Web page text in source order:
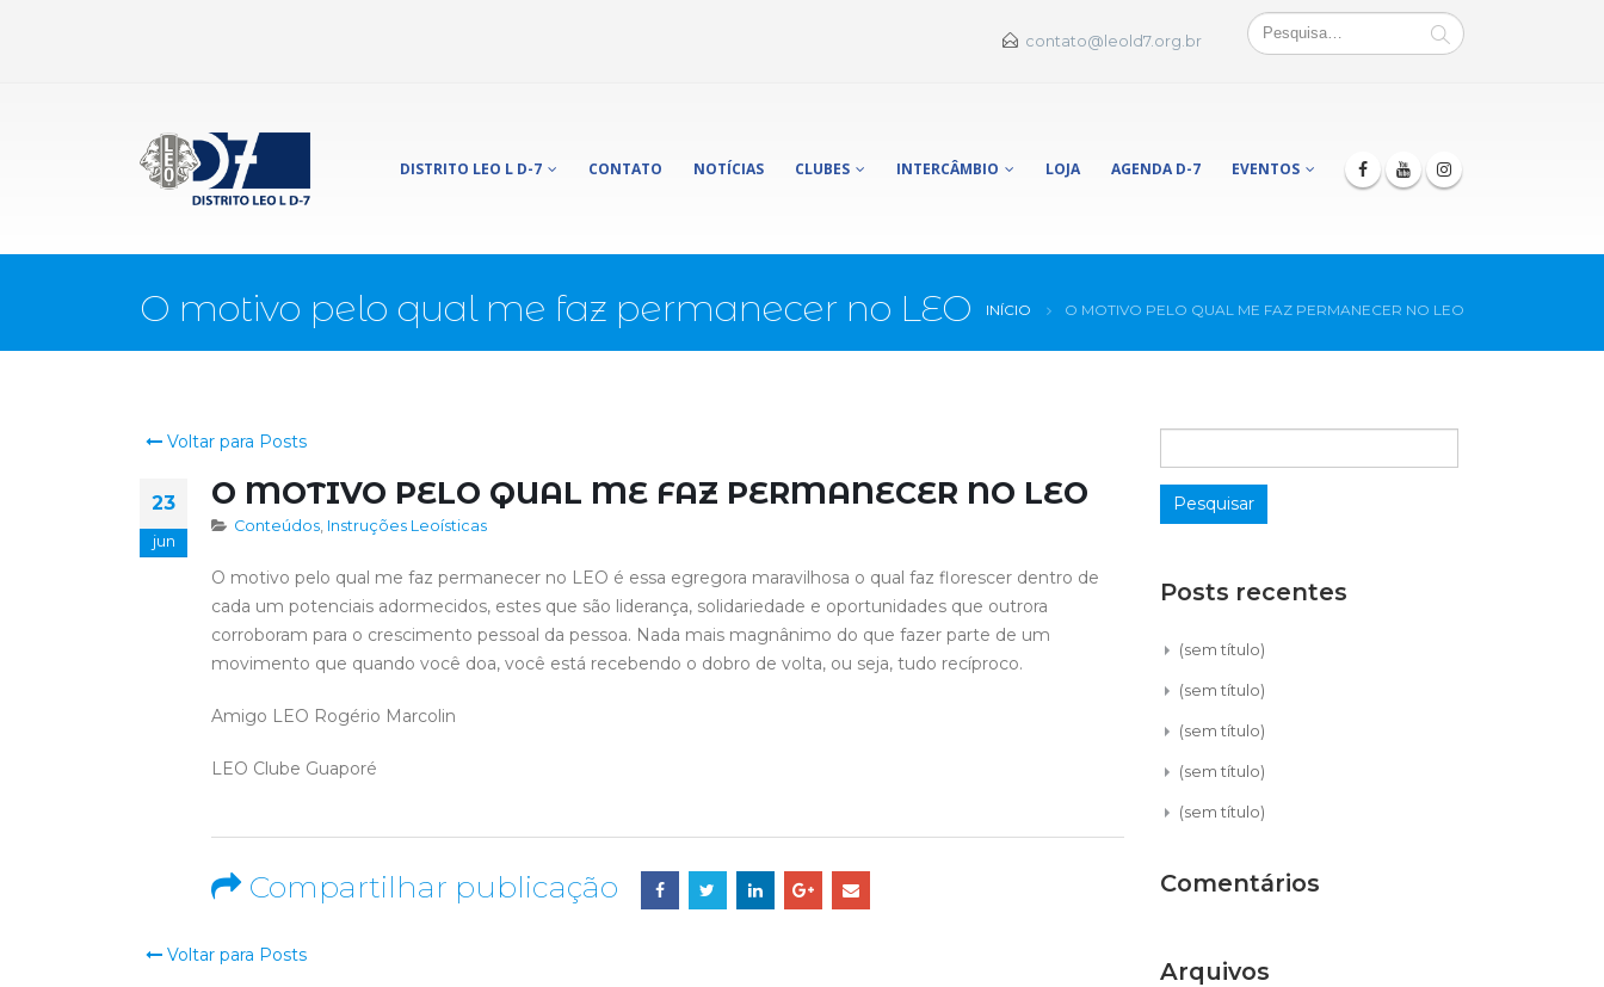
contato@leold7.org.br
DISTRITO LEO L D-7 CONTATO NOTÍCIAS CLUBES INTERCÂMBIO LOJA AGENDA D-7 EVENTOS
O motivo pelo qual me faz permanecer no LEO INÍCIO O MOTIVO PELO QUAL ME FAZ PERMANECER NO LEO
Voltar para Posts
23
jun
O MOTIVO PELO QUAL ME FAZ PERMANECER NO LEO
Conteúdos, Instruções Leoísticas
O motivo pelo qual me faz permanecer no LEO é essa egregora maravilhosa o qual faz florescer dentro de
cada um potenciais adormecidos, estes que são liderança, solidariedade e oportunidades que outrora
corroboram para o crescimento pessoal da pessoa. Nada mais magnânimo do que fazer parte de um
movimento que quando você doa, você está recebendo o dobro de volta, ou seja, tudo recíproco.
Amigo LEO Rogério Marcolin
LEO Clube Guaporé
Compartilhar publicação
Voltar para Posts
Posts recentes
(sem título)
(sem título)
(sem título)
(sem título)
(sem título)
Comentários
Arquivos